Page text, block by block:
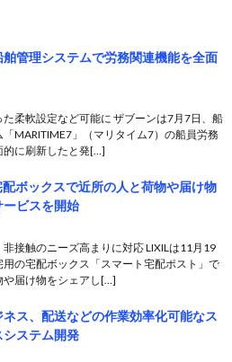
管理システムで労務関連機能を全面
た柔軟設定など可能に ザブーンは7月7日、船
MARITIME7」（マリタイム7）の船員労務
的に刷新したと発[…]
ボックスで近所の人と荷物や届け物
ビスを開始
非接触のニーズ高まりに対応 LIXILは11月19
用の宅配ボックス「スマート宅配ポスト」で
や届け物をシェアし[…]
ネス、配送などの作業効率化可能なス
システム開発